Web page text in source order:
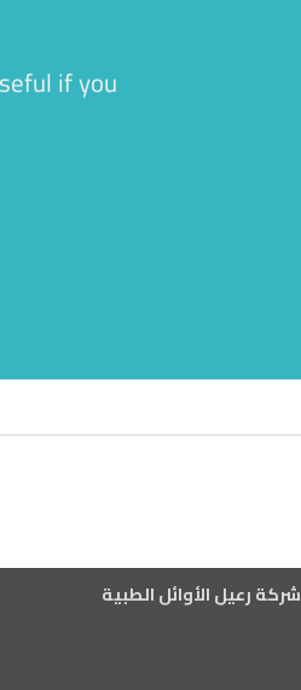
if you
شركة رعيل الأوائل الطبية